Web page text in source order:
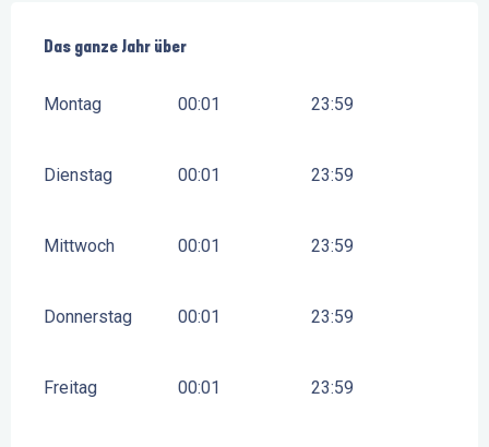
Das ganze Jahr über
Das ganze Jahr über
Montag 00:01 23:59
Dienstag 00:01 23:59
Mittwoch 00:01 23:59
Donnerstag 00:01 23:59
Freitag 00:01 23:59